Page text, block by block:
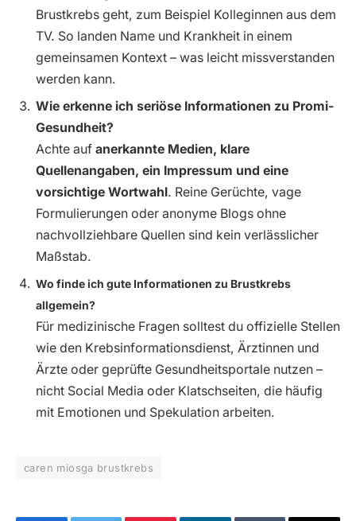
Brustkrebs geht, zum Beispiel Kolleginnen aus dem
TV. So landen Name und Krankheit in einem
gemeinsamen Kontext – was leicht missverstanden
werden kann.
Wie erkenne ich seriöse Informationen zu Promi-
Gesundheit?
Achte auf anerkannte Medien, klare
Quellenangaben, ein Impressum und eine
vorsichtige Wortwahl. Reine Gerüchte, vage
Formulierungen oder anonyme Blogs ohne
nachvollziehbare Quellen sind kein verlässlicher
Maßstab.
Wo finde ich gute Informationen zu Brustkrebs
allgemein?
Für medizinische Fragen solltest du offizielle Stellen
wie den Krebsinformationsdienst, Ärztinnen und
Ärzte oder geprüfte Gesundheitsportale nutzen –
nicht Social Media oder Klatschseiten, die häufig
mit Emotionen und Spekulation arbeiten.
caren miosga brustkrebs